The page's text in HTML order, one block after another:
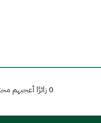
0 زائرًا أعجبهم محتوى الصفحة من أصل 0 مشاركة